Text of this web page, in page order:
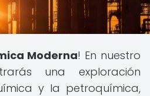
Moderna! En nuestro
una exploración
y la petroquímica,